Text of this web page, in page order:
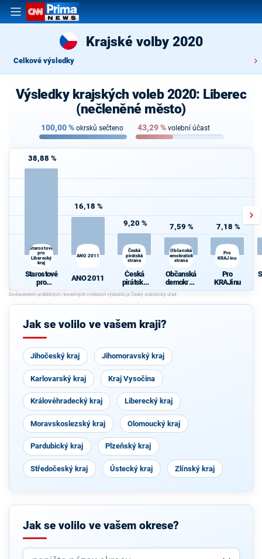
Krajské volby 2020
Celkové výsledky
Výsledky krajských voleb 2020: Liberec
(nečleněné město)
100,00% okrsků sečteno 43,29% volební účast
38,88 %
Starostové
pro
Liberecký
kraj
Starostové
pro
Liberecký
kraj
16,18 %
ANO 2011
ANO 2011
9,20 %
Česká
pirátská
strana
Česká
pirátská
strana
7,59 %
Občanská
demokratická
strana
Občanská
demokrati
cká strana
7,18 %
Pro
KRAJinu
Pro
KRAJinu
Jak se volilo ve vašem kraji?
Jihočeský kraj Jihomoravský kraj
Karlovarský kraj Kraj Vysočina
Královéhradecký kraj Liberecký kraj
Moravskoslezský kraj Olomoucký kraj
Pardubický kraj Plzeňský kraj
Středočeský kraj Ústecký kraj Zlínský kraj
Jak se volilo ve vašem okrese?